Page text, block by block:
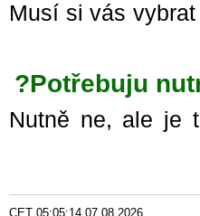
Musí si vás
Potřebuju
Nutně ne, ale je
07.08.2026
05:05:16
CET